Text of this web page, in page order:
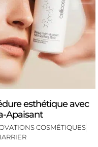
esthétique avec
Apaisant
COSMÉTIQUES